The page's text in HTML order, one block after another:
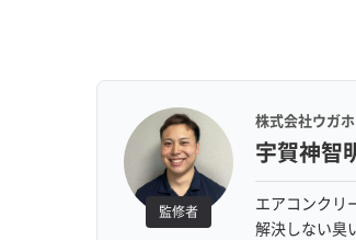
監修者
株式会社ウガ
宇賀神智
エアコンクリ
解決しない臭